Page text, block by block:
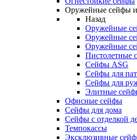
Оружейные сейфы
Назад
Оружейные
Оружейные
Оружейные
Пистолетные
Сейфы ASG
Сейфы для
Сейфы для
Элитные
Офисные сейфы
Сейфы для дома
Сейфы с отделкой
Темпокассы
Эксклюзивные